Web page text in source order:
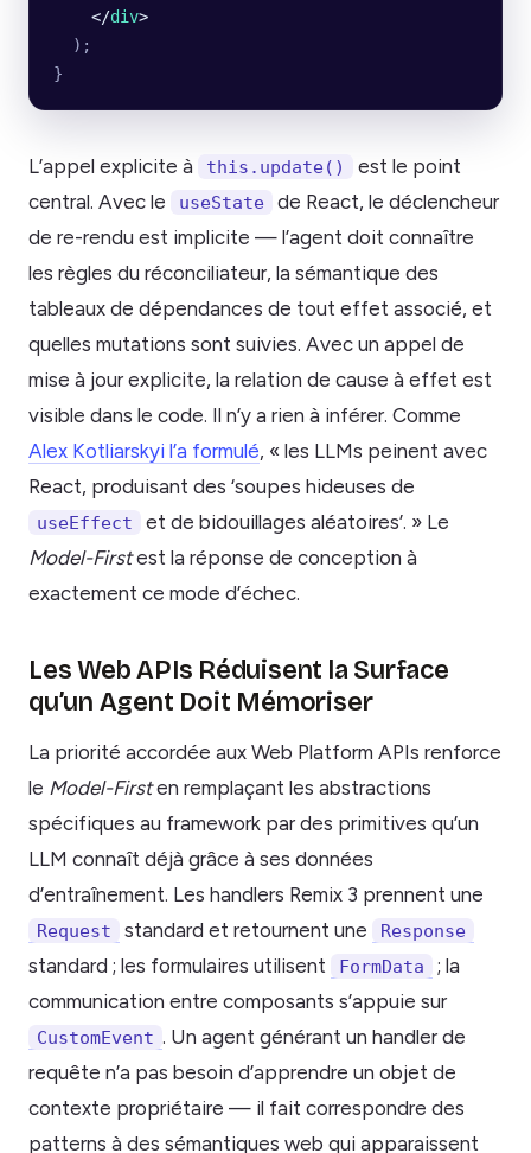
    </
div>
  );
}
L’appel explicite à this.update()
est le point
central. Avec le
useState
de React, le déclencheur
de re-rendu est implicite — l’agent doit connaître
les règles du réconciliateur, la sémantique des
tableaux de dépendances de tout effet associé, et
quelles mutations sont suivies. Avec un appel de
mise à jour explicite, la relation de cause à effet est
visible dans le code. Il n’y a rien à inférer. Comme
Alex Kotliarskyi l’a formulé, « les LLMs peinent avec
React, produisant des ‘soupes hideuses de
useEffect
et de bidouillages aléatoires’. » Le
Model-Firstest la réponse de conception à
exactement ce mode d’échec.
Les Web APIs Réduisent la Surface
qu’un Agent Doit Mémoriser
La priorité accordée aux Web Platform APIs renforce
le Model-Firsten remplaçant les abstractions
spécifiques au framework par des primitives qu’un
LLM connaît déjà grâce à ses données
d’entraînement. Les handlers Remix 3 prennent une
Request standard et retournent une Response
standard ; les formulaires utilisent FormData
; la
communication entre composants s’appuie sur
CustomEvent . Un agent générant un handler de
requête n’a pas besoin d’apprendre un objet de
contexte propriétaire — il fait correspondre des
patterns à des sémantiques web qui apparaissent